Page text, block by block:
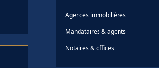
Agences immobilières
Mandataires & agents
Notaires & offices